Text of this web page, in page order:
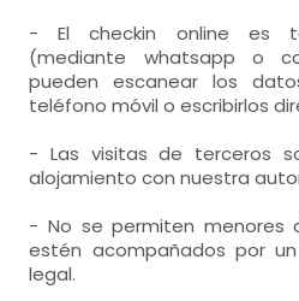
WC,
lavabo,
- El checkin online es
(mediante whatsapp o
pueden escanear los
teléfono móvil o escribirlos
- Las visitas de terceros
alojamiento con nuestra
- No se permiten menores
estén acompañados por
legal.